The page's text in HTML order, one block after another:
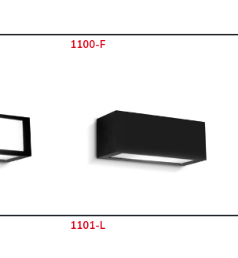
1100-F
1101-L